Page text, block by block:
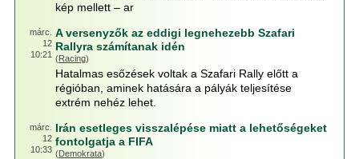
kép mellett – ar
márc.
12
10:21
A versenyzők az eddigi legnehezebb Szafari
Rallyra számítanak idén
(Racing)
Hatalmas esőzések voltak a Szafari Rally előtt a
régióban, aminek hatására a pályák teljesítése
extrém nehéz lehet.
márc.
12
10:33
Irán esetleges visszalépése miatt a lehetőségeket
fontolgatja a FIFA
(Demokrata)